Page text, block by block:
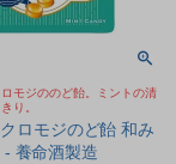
モジののど飴。ミントの清
り。
モジのど飴 和み
- 養命酒製造